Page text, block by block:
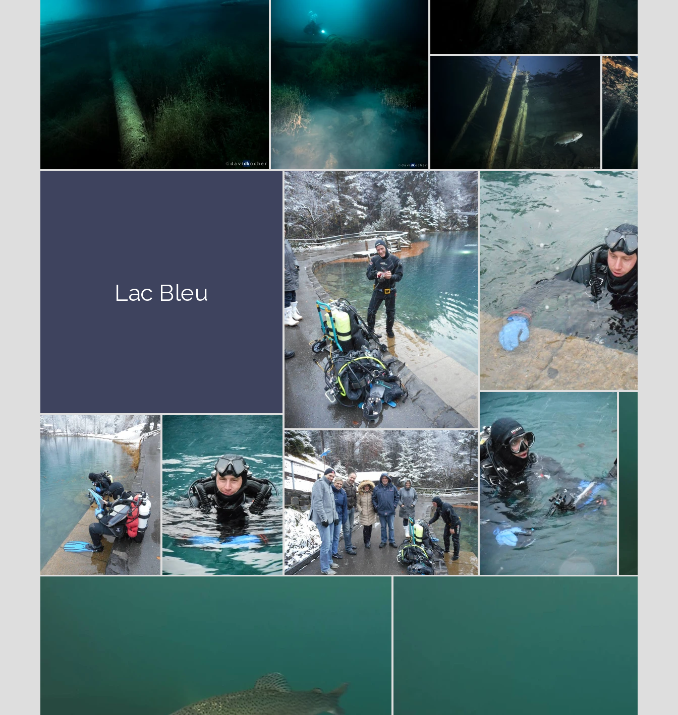
Lac Bleu